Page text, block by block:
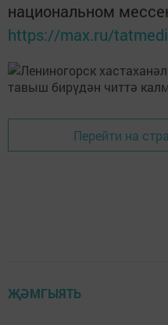
национальном
https://max.ru/
Перейти на
ҖӘМГЫЯТЬ